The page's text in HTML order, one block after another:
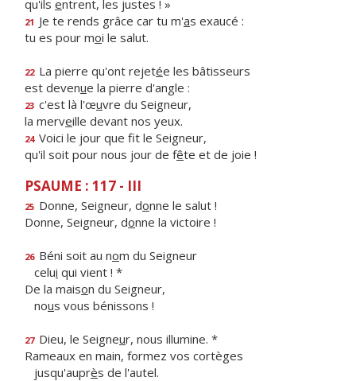
qu'ils entrent, les justes ! »
21 Je te rends grâce car tu m'as exaucé :
tu es pour moi le salut.
22 La pierre qu'ont rejetée les bâtisseurs
est devenue la pierre d'angle :
23 c'est là l'œuvre du Seigneur,
la merveille devant nos yeux.
24 Voici le jour que ft le Seigneur,
qu'il soit pour nous jour de fête et de joie !
PSAUME : 117 - III
25 Donne, Seigneur, donne le salut !
Donne, Seigneur, donne la victoire !
26 Béni soit au nom du Seigneur
celui qui vient ! *
De la maison du Seigneur,
nous vous bénissons !
27 Dieu, le Seigneur, nous illumine. *
Rameaux en main, formez vos cortèges
jusqu'auprès de l'autel.